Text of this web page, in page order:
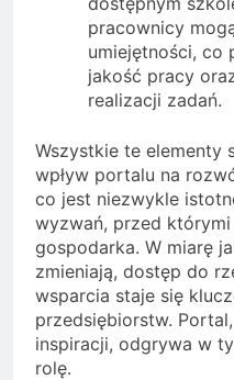
pracownicy
umiejętności, co
jakość pracy
realizacji zadań.
Wszystkie te elementy
wpływ portalu na
co jest niezwykle
wyzwań, przed którymi
gospodarka. W miarę
zmieniają, dostęp do
wsparcia staje się
przedsiębiorstw.
inspiracji, odgrywa w
rolę.